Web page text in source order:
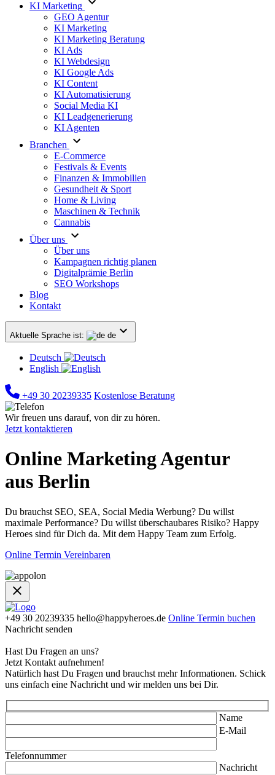
KI Marketing
GEO Agentur
KI Marketing
KI Marketing Beratung
KI Ads
KI Webdesign
KI Google Ads
KI Content
KI Automatisierung
Social Media KI
KI Leadgenerierung
KI Agenten
Branchen
E-Commerce
Festivals & Events
Finanzen & Immobilien
Gesundheit & Sport
Home & Living
Maschinen & Technik
Cannabis
Über uns
Über uns
Kampagnen richtig planen
Digitalprämie Berlin
SEO Workshops
Blog
Kontakt
Aktuelle Sprache ist: de
Deutsch
English
+49 30 20239335 Kostenlose Beratung
Wir freuen uns darauf, von dir zu hören.
Jetzt kontaktieren
Online Marketing Agentur
aus Berlin
Du brauchst SEO, SEA, Social Media Werbung? Du willst
maximale Performance? Du willst überschaubares Risiko? Happy
Heroes sind für Dich da. Mit dem Happy Team zum Erfolg.
Online Termin Vereinbaren
+49 30 20239335 hello@happyheroes.de Online Termin buchen
Nachricht senden
Hast Du Fragen an uns?
Jetzt Kontakt aufnehmen!
Natürlich hast Du Fragen und brauchst mehr Informationen. Schick
uns einfach eine Nachricht und wir melden uns bei Dir.
Name
E-Mail
Telefonnummer
Nachricht